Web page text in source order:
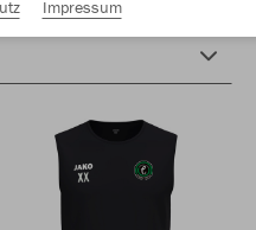
Impressum